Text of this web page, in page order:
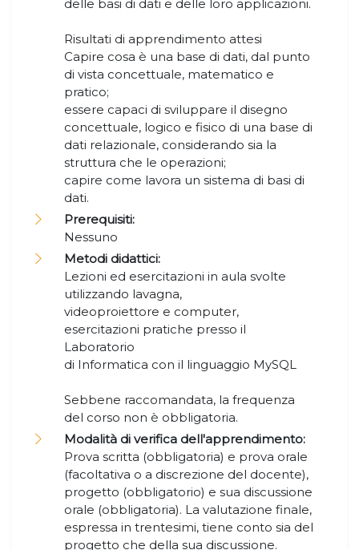
delle basi di dati e delle loro applicazioni.
Risultati di apprendimento attesi
Capire cosa è una base di dati, dal punto
di vista concettuale, matematico e
pratico;
essere capaci di sviluppare il disegno
concettuale, logico e fisico di una base di
dati relazionale, considerando sia la
struttura che le operazioni;
capire come lavora un sistema di basi di
dati.
Prerequisiti:
Nessuno
Metodi didattici:
Lezioni ed esercitazioni in aula svolte
utilizzando lavagna,
videoproiettore e computer,
esercitazioni pratiche presso il
Laboratorio
di Informatica con il linguaggio MySQL
Sebbene raccomandata, la frequenza
del corso non è obbligatoria.
Modalità di verifica dell'apprendimento:
Prova scritta (obbligatoria) e prova orale
(facoltativa o a discrezione del docente),
progetto (obbligatorio) e sua discussione
orale (obbligatoria). La valutazione finale,
espressa in trentesimi, tiene conto sia del
progetto che della sua discussione.